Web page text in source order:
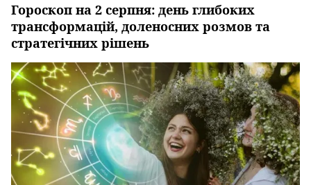
Гороскоп на 2 серпня: день глибоких
трансформацій, доленосних розмов та
стратегічних рішень